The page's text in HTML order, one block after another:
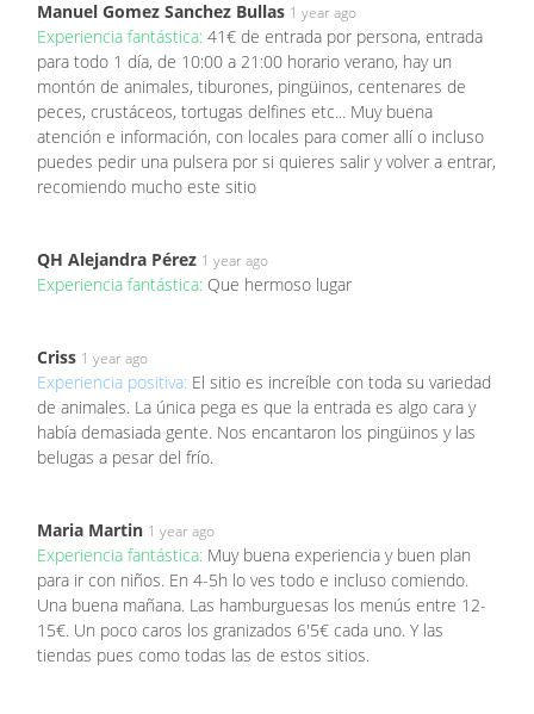
Manuel Gomez Sanchez Bullas 1 year ago
Experiencia fantástica: 41€ de entrada por persona, entrada
para todo 1 día, de 10:00 a 21:00 horario verano, hay un
montón de animales, tiburones, pingüinos, centenares de
peces, crustáceos, tortugas delfines etc... Muy buena
atención e información, con locales para comer allí o incluso
puedes pedir una pulsera por si quieres salir y volver a entrar,
recomiendo mucho este sitio
QH Alejandra Pérez 1 year ago
Experiencia fantástica: Que hermoso lugar
Criss 1 year ago
Experiencia positiva: El sitio es increíble con toda su variedad
de animales. La única pega es que la entrada es algo cara y
había demasiada gente. Nos encantaron los pingüinos y las
belugas a pesar del frío.
Maria Martin 1 year ago
Experiencia fantástica: Muy buena experiencia y buen plan
para ir con niños. En 4-5h lo ves todo e incluso comiendo.
Una buena mañana. Las hamburguesas los menús entre 12-
15€. Un poco caros los granizados 6'5€ cada uno. Y las
tiendas pues como todas las de estos sitios.